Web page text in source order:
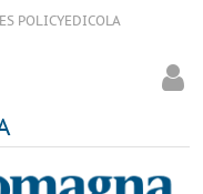
POLICYEDICOLA